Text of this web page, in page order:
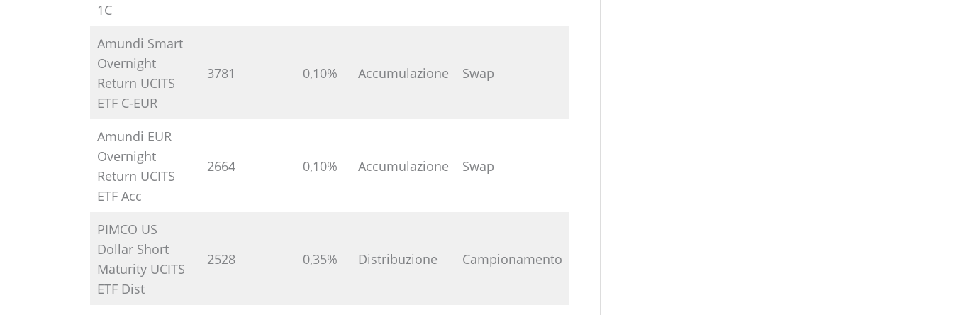
1C
Amundi Smart
Overnight
Return UCITS
ETF C-EUR
3781 0,10% Accumulazione Swap
Amundi EUR
Overnight
Return UCITS
ETF Acc
2664 0,10% Accumulazione Swap
PIMCO US
Dollar Short
Maturity UCITS
ETF Dist
2528 0,35% Distribuzione Campionamento